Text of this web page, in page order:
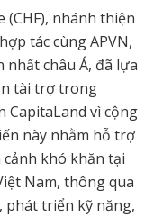
(CHF), nhánh thiện
tác cùng APVN,
nhất châu Á, đã lựa
tài trợ trong
CapitaLand vì cộng
này nhằm hỗ trợ
khó khăn tại
Nam, thông qua
phát triển kỹ năng,